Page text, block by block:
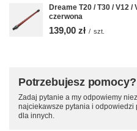
Dreame T20 / T30 / V12
czerwona
139,00 zł / szt.
Potrzebujesz
Zadaj pytanie a my odpowiemy
najciekawsze pytania i odpowiedzi
dla innych.